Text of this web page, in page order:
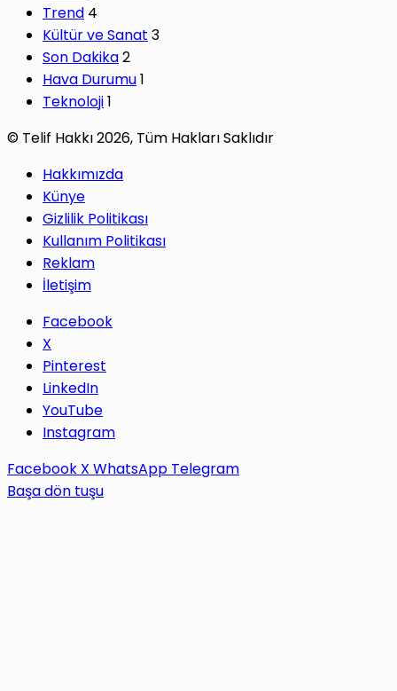
Trend 4
Kültür ve Sanat 3
Son Dakika2
Hava Durumu1
Teknoloji1
© Telif Hakkı 2026, Tüm Hakları Saklıdır
Hakkımızda
Künye
Gizlilik Politikası
Kullanım Politikası
Reklam
İletişim
Facebook
X
Pinterest
LinkedIn
YouTube
Instagram
Facebook X WhatsApp Telegram
Başa dön tuşu